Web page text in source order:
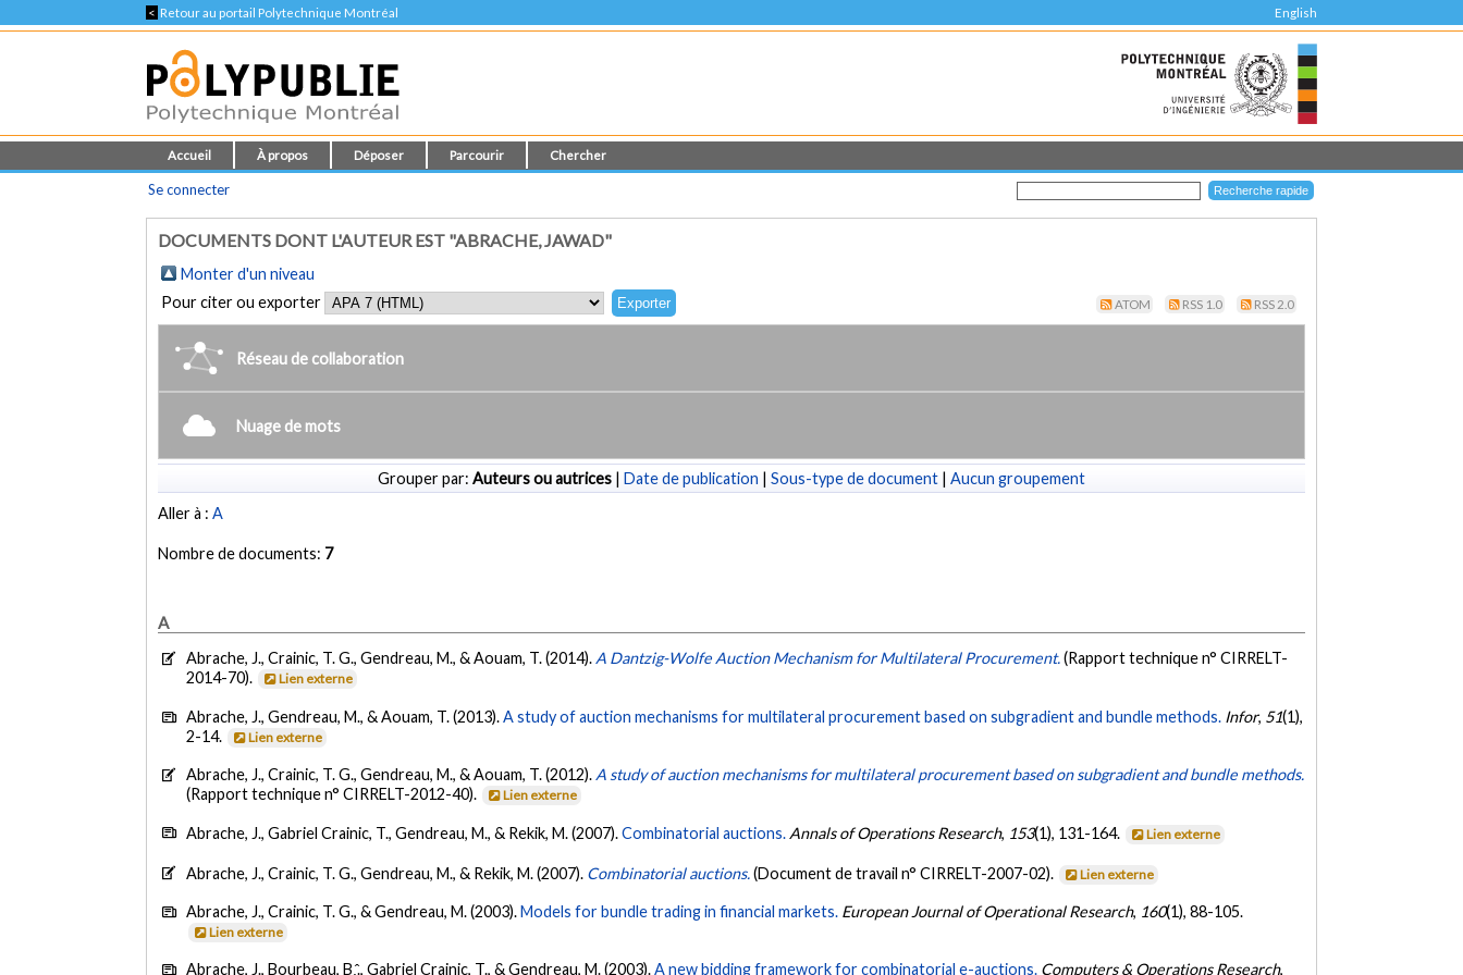
< Retour au portail Polytechnique Montréal English
Accueil À propos Déposer Parcourir Chercher
Se connecter
DOCUMENTS DONT L'AUTEUR EST "ABRACHE, JAWAD"
Monter d'un niveau
Pour citer ou exporter
ATOM RSS 1.0 RSS 2.0
Réseau de collaboration
Nuage de mots
Grouper par: Auteurs ou autrices | Date de publication | Sous-type de document | Aucun groupement
Aller à :A
Nombre de documents: 7
A
Abrache, J., Crainic, T. G., Gendreau, M., & Aouam, T. (2014). A Dantzig-Wolfe Auction Mechanism for Multilateral Procurement.(Rapport technique n° CIRRELT-
2014-70).
Lien externe
Abrache, J., Gendreau, M., & Aouam, T. (2013).A study of auction mechanisms for multilateral procurement based on subgradient and bundle methods. Infor, 51(1),
2-14.
Lien externe
Abrache, J., Crainic, T. G., Gendreau, M., & Aouam, T. (2012). A study of auction mechanisms for multilateral procurement based on subgradient and bundle methods.
(Rapport technique n° CIRRELT-2012-40).
Lien externe
Abrache, J., Gabriel Crainic, T., Gendreau, M., & Rekik, M. (2007).Combinatorial auctions. Annals of Operations Research, 153(1), 131-164. Lien externe
Abrache, J., Crainic, T. G., Gendreau, M., & Rekik, M. (2007). Combinatorial auctions.(Document de travail n° CIRRELT-2007-02). Lien externe
Abrache, J., Crainic, T. G., & Gendreau, M. (2003).Models for bundle trading in financial markets. European Journal of Operational Research, 160(1), 88-105.
Lien externe
Abrache, J., Bourbeau, B.̂., Gabriel Crainic, T., & Gendreau, M. (2003).A new bidding framework for combinatorial e-auctions. Computers & Operations Research,